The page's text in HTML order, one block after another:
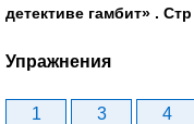
детективе гамбит» . Стр
Упражнения
1 3 4